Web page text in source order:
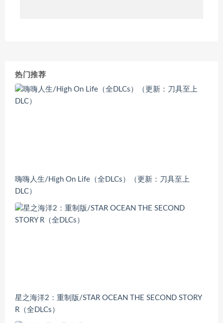
热门推荐
嗨嗨人生/High On Life（全DLCs）（更新：刀具至上
DLC）
星之海洋2：重制版/STAR OCEAN THE SECOND STORY
R（全DLCs）